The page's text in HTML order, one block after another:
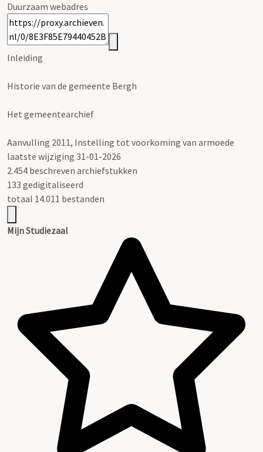
Duurzaam webadres
Inleiding
Historie van de gemeente Bergh
Het gemeentearchief
Aanvulling 2011, Instelling tot voorkoming van armoede
laatste wijziging 31-01-2026
2.454 beschreven archiefstukken
133 gedigitaliseerd
totaal 14.011 bestanden
Mijn Studiezaal